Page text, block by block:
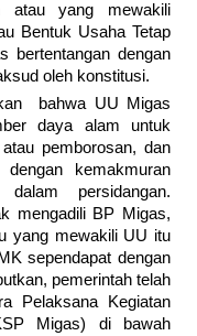
atau yang mewakili
Bentuk Usaha Tetap
bertentangan dengan
oleh konstitusi.
bahwa UU Migas
daya alam untuk
pemborosan, dan
kemakmuran
persidangan.
mengadili BP Migas,
yang mewakili UU itu
sependapat dengan
pemerintah telah
Pelaksana Kegiatan
Migas) di bawah